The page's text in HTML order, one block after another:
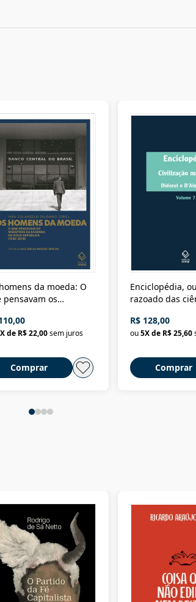
da moeda: O
pensavam os
República (1985-
X de R$ 22,00sem juros
Comprar
Enciclopédia,
razoado das
Civilização
R$ 128,00
ou5X de R$ 25,60
Comprar